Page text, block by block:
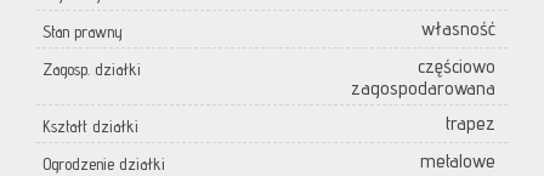
Stan prawny własność
Zagosp. działki
częściowo
zagospodarowana
Kształt działki trapez
Ogrodzenie działki metalowe